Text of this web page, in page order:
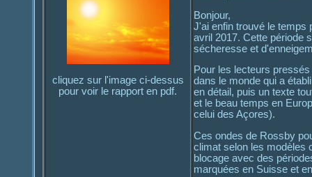
cliquez sur l'image ci-dessus
pour voir le rapport en pdf.
Bonjour,
J'ai enfin trouvé le temps
avril 2017. Cette période
sécheresse et
Pour les lecteurs
dans le monde qui a
en détail, puis un texte
et le beau temps en
celui des Açores).
Ces ondes de Rossby
climat selon les modèles
blocage avec des
marquées en Suisse et